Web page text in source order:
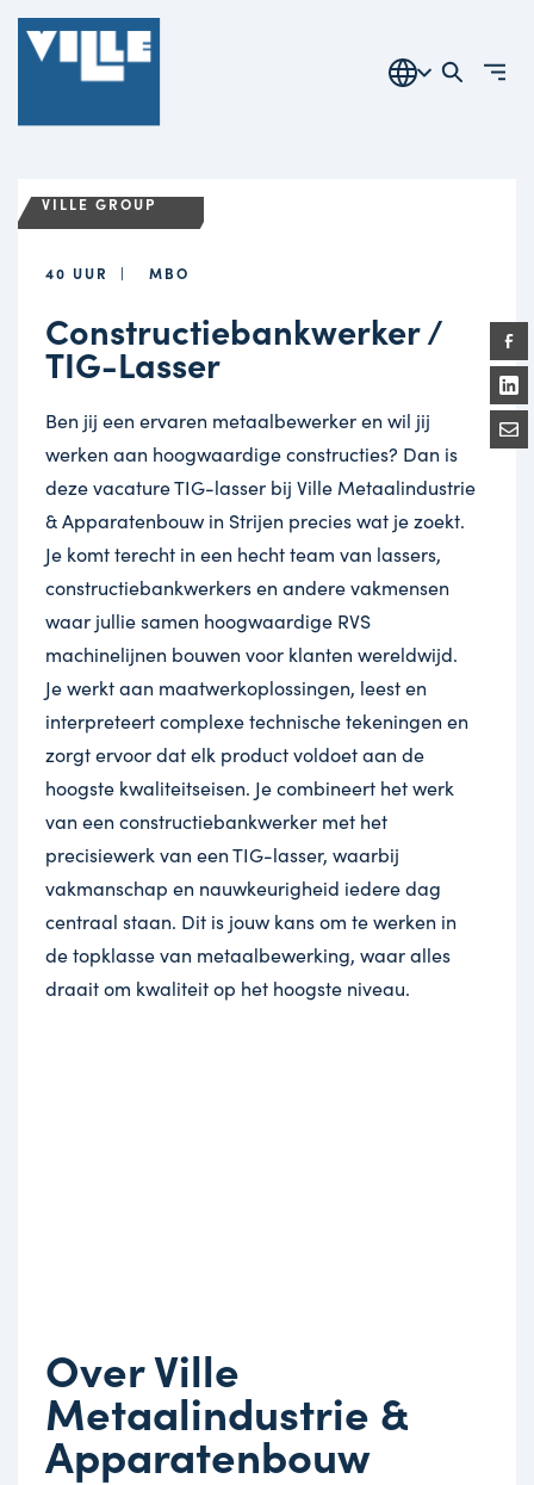
VILLE GROUP
40 UUR MBO
Constructiebankwerker /
TIG-Lasser
Ben jij een ervaren metaalbewerker en wil jij
werken aan hoogwaardige constructies? Dan is
deze vacature TIG-lasser bij Ville Metaalindustrie
& Apparatenbouw in Strijen precies wat je zoekt.
Je komt terecht in een hecht team van lassers,
constructiebankwerkers en andere vakmensen
waar jullie samen hoogwaardige RVS
machinelijnen bouwen voor klanten wereldwijd.
Je werkt aan maatwerkoplossingen, leest en
interpreteert complexe technische tekeningen en
zorgt ervoor dat elk product voldoet aan de
hoogste kwaliteitseisen. Je combineert het werk
van een constructiebankwerker met het
precisiewerk van een TIG-lasser, waarbij
vakmanschap en nauwkeurigheid iedere dag
centraal staan. Dit is jouw kans om te werken in
de topklasse van metaalbewerking, waar alles
draait om kwaliteit op het hoogste niveau.
Over Ville
Metaalindustrie &
Apparatenbouw